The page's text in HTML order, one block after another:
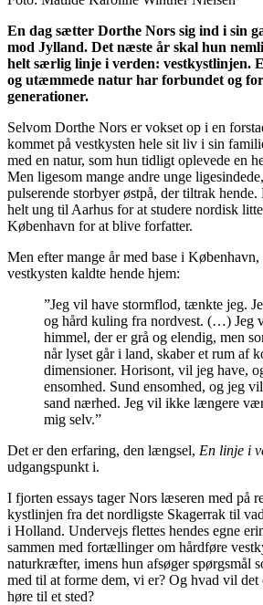
En dag sætter Dorthe Nors sig ind i sin
mod Jylland. Det næste år skal hun
helt særlig linje i verden: vestkystlinjen.
og utæmmede natur har forbundet og
generationer.
Selvom Dorthe Nors er vokset op i en
kommet på vestkysten hele sit liv i sin
med en natur, som hun tidligt oplevede en
Men ligesom mange andre unge
pulserende storbyer østpå, der tiltrak
helt ung til Aarhus for at studere nordisk
København for at blive forfatter.
Men efter mange år med base i
vestkysten kaldte hende hjem:
”Jeg vil have stormflod, tænkte jeg.
og hård kuling fra nordvest. (…) Jeg
himmel, der er grå og elendig, men
når lyset går i land, skaber et rum af
dimensioner. Horisont, vil jeg have,
ensomhed. Sund ensomhed, og jeg
sand nærhed. Jeg vil ikke længere
mig selv.”
Det er den erfaring, den længsel, En linje i
udgangspunkt i.
I fjorten essays tager Nors læseren med på
kystlinjen fra det nordligste Skagerrak til
i Holland. Undervejs flettes hendes egne
sammen med fortællinger om hårdføre
naturkræfter, imens hun afsøger spørgsmål
med til at forme dem, vi er? Og hvad vil det
høre til et sted?